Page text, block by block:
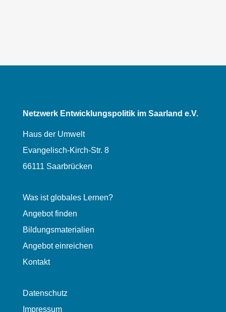
Netzwerk Entwicklungspolitik im Saarland e.V.
Haus der Umwelt
Evangelisch-Kirch-Str. 8
66111 Saarbrücken
Was ist globales Lernen?
Angebot finden
Bildungsmaterialien
Angebot einreichen
Kontakt
Datenschutz
Impressum